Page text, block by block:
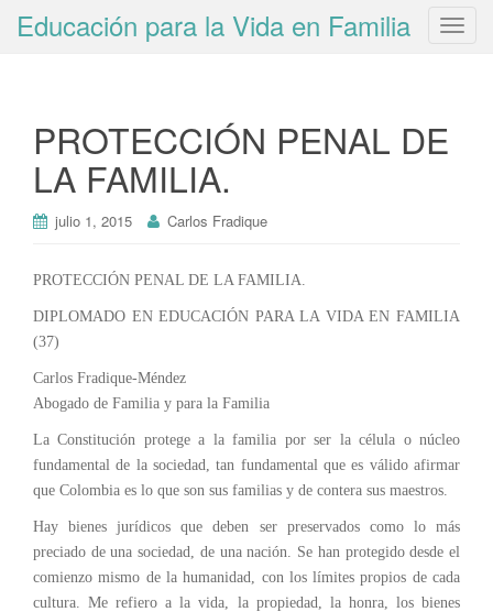
T
a
Educación para la Vida en Familia
PROTECCIÓN PENAL DE
LA FAMILIA.
julio 1, 2015 Carlos Fradique
PROTECCIÓN PENAL DE LA FAMILIA.
DIPLOMADO EN EDUCACIÓN PARA LA VIDA EN FAMILIA
(37)
Carlos Fradique-Méndez
Abogado de Familia y para la Familia
La Constitución protege a la familia por ser la célula o núcleo
fundamental de la sociedad, tan fundamental que es válido afirmar
que Colombia es lo que son sus familias y de contera sus maestros.
Hay bienes jurídicos que deben ser preservados como lo más
preciado de una sociedad, de una nación. Se han protegido desde el
comienzo mismo de la humanidad, con los límites propios de cada
cultura. Me refiero a la vida, la propiedad, la honra, los bienes